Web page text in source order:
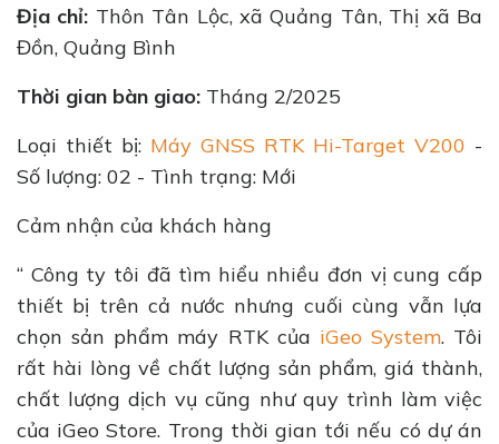
Địa chỉ: Thôn Tân Lộc, xã Quảng Tân, Thị xã Ba
Đồn, Quảng Bình
Thời gian bàn giao: Tháng 2/2025
Loại thiết bị: Máy GNSS RTK Hi-Target V200 -
Số lượng: 02 - Tình trạng: Mới
Cảm nhận của khách hàng
“ Công ty tôi đã tìm hiểu nhiều đơn vị cung cấp
thiết bị trên cả nước nhưng cuối cùng vẫn lựa
chọn sản phẩm máy RTK của iGeo System. Tôi
rất hài lòng về chất lượng sản phẩm, giá thành,
chất lượng dịch vụ cũng như quy trình làm việc
của iGeo Store. Trong thời gian tới nếu có dự án